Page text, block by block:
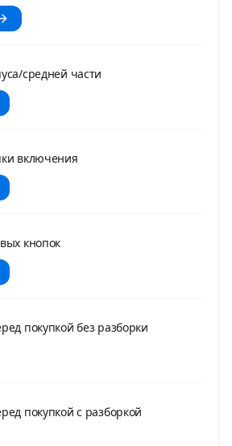
средней части
включения
кнопок
покупкой без разборки
покупкой с разборкой